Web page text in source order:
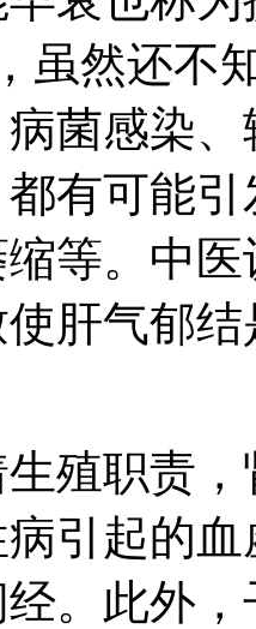
虽然还不
菌感染
有可能
等。中
肝气郁
职责，
引起的
。此外